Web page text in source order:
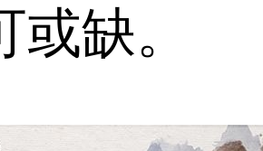
缺。